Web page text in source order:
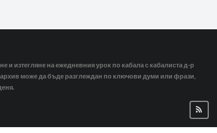
и изтегляне на ежедневния урок по кабала с кабалиста д-р
може да бъде разглеждан по ключови думи или фрази,